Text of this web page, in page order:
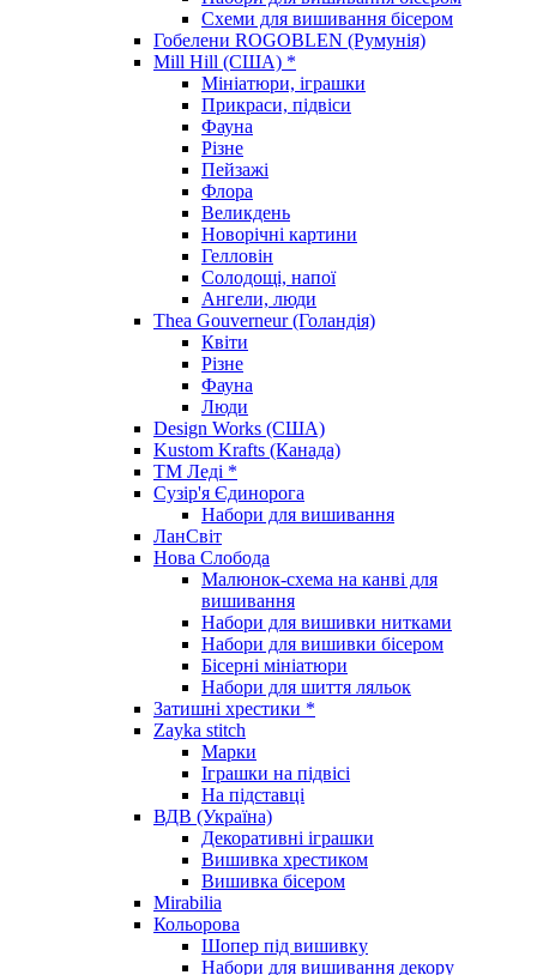
Схеми для вишивання бісером
Гобелени ROGOBLEN (Румунія)
Mill Hill (США) *
Мініатюри, іграшки
Прикраси, підвіси
Фауна
Різне
Пейзажі
Флора
Великдень
Новорічні картини
Гелловін
Солодощі, напої
Ангели, люди
Thea Gouverneur (Голандія)
Квіти
Різне
Фауна
Люди
Design Works (США)
Kustom Krafts (Канада)
ТМ Леді *
Сузір'я Єдинорога
Набори для вишивання
ЛанСвіт
Нова Слобода
Малюнок-схема на канві для
вишивання
Набори для вишивки нитками
Набори для вишивки бісером
Бісерні мініатюри
Набори для шиття ляльок
Затишні хрестики *
Zayka stitch
Марки
Іграшки на підвісі
На підставці
ВДВ (Україна)
Декоративні іграшки
Вишивка хрестиком
Вишивка бісером
Mirabilia
Кольорова
Шопер під вишивку
Набори для вишивання декору